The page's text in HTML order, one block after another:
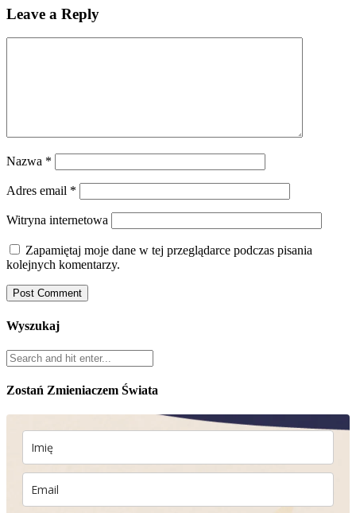
Leave a Reply
Nazwa *
Adres email *
Witryna internetowa
Zapamiętaj moje dane w tej przeglądarce podczas pisania
kolejnych komentarzy.
Wyszukaj
Zostań Zmieniaczem Świata